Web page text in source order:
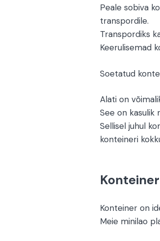
Peale sobiva
transpordile.
Transpordiks
Keerulisemad
Soetatud
Alati on
See on kasulik
Sellisel juhul
konteineri
Konteiner on
Meie minilao